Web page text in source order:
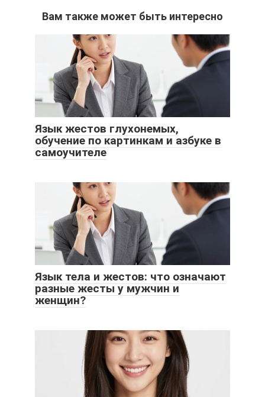
Вам также может быть интересно
Язык жестов глухонемых,
обучение по картинкам и азбуке в
самоучителе
Язык тела и жестов: что означают
разные жесты у мужчин и
женщин?